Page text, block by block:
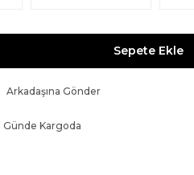
Sepete Ekle
Arkadaşına Gönder
Günde Kargoda